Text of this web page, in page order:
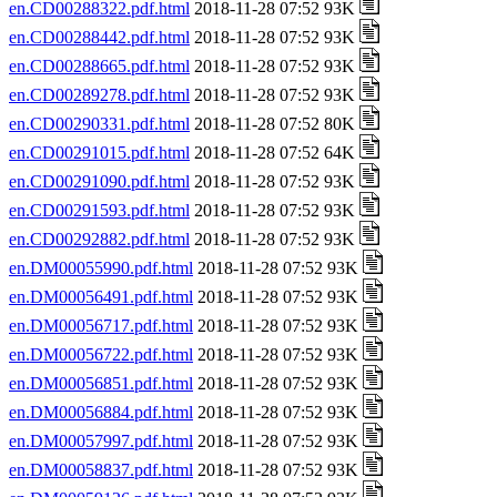
en.CD00288322.pdf.html 2018-11-28 07:52 93K
en.CD00288442.pdf.html 2018-11-28 07:52 93K
en.CD00288665.pdf.html 2018-11-28 07:52 93K
en.CD00289278.pdf.html 2018-11-28 07:52 93K
en.CD00290331.pdf.html 2018-11-28 07:52 80K
en.CD00291015.pdf.html 2018-11-28 07:52 64K
en.CD00291090.pdf.html 2018-11-28 07:52 93K
en.CD00291593.pdf.html 2018-11-28 07:52 93K
en.CD00292882.pdf.html 2018-11-28 07:52 93K
en.DM00055990.pdf.html 2018-11-28 07:52 93K
en.DM00056491.pdf.html 2018-11-28 07:52 93K
en.DM00056717.pdf.html 2018-11-28 07:52 93K
en.DM00056722.pdf.html 2018-11-28 07:52 93K
en.DM00056851.pdf.html 2018-11-28 07:52 93K
en.DM00056884.pdf.html 2018-11-28 07:52 93K
en.DM00057997.pdf.html 2018-11-28 07:52 93K
en.DM00058837.pdf.html 2018-11-28 07:52 93K